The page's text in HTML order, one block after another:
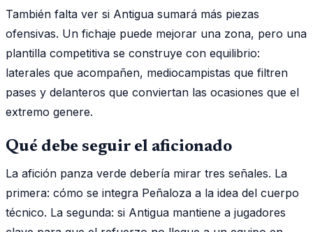
También falta ver si Antigua sumará más piezas
ofensivas. Un fichaje puede mejorar una zona, pero una
plantilla competitiva se construye con equilibrio:
laterales que acompañen, mediocampistas que filtren
pases y delanteros que conviertan las ocasiones que el
extremo genere.
Qué debe seguir el aficionado
La afición panza verde debería mirar tres señales. La
primera: cómo se integra Peñaloza a la idea del cuerpo
técnico. La segunda: si Antigua mantiene a jugadores